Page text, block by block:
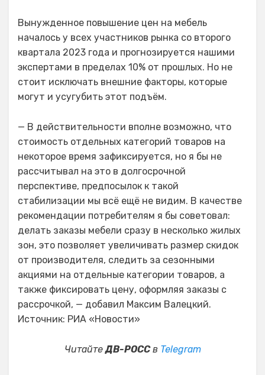
Вынужденное повышение цен на мебель
началось у всех участников рынка со второго
квартала 2023 года и прогнозируется нашими
экспертами в пределах 10% от прошлых. Но не
стоит исключать внешние факторы, которые
могут и усугубить этот подъём.
— В действительности вполне возможно, что
стоимость отдельных категорий товаров на
некоторое время зафиксируется, но я бы не
рассчитывал на это в долгосрочной
перспективе, предпосылок к такой
стабилизации мы всё ещё не видим. В качестве
рекомендации потребителям я бы советовал:
делать заказы мебели сразу в несколько жилых
зон, это позволяет увеличивать размер скидок
от производителя, следить за сезонными
акциями на отдельные категории товаров, а
также фиксировать цену, оформляя заказы с
рассрочкой, — добавил Максим Валецкий.
Источник: РИА «Новости»
ЧитайтеДВ-РОССв Telegram